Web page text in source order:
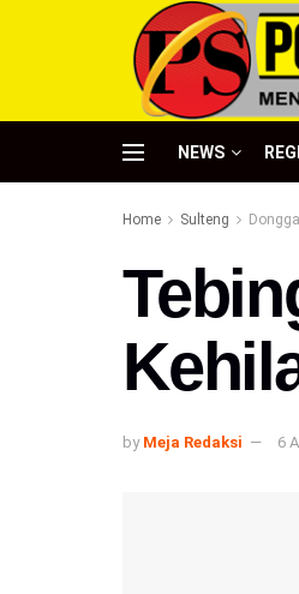
NEWS
Home Sulteng
by Meja Redaksi 6